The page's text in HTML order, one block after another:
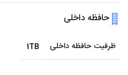
حافظه داخلی
ظرفیت حافظه داخلی 1TB